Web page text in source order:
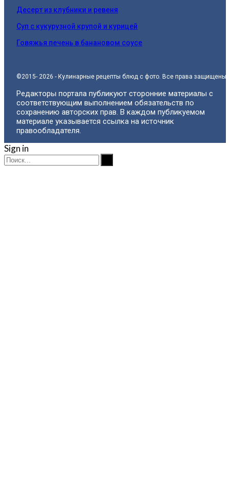
Десерт из клубники и ревеня
Суп с кукурузной крупой и курицей
Говяжья печень в банановом соусе
©2015- 2026 - Кулинарные рецепты блюд с фото. Все права защищены.
Редакторы портала публикуют сторонние материалы с
соответствующим выполнением обязательств по
сохранению авторских прав. В каждом публикуемом
материале указывается ссылка на источник
правообладателя.
Sign in